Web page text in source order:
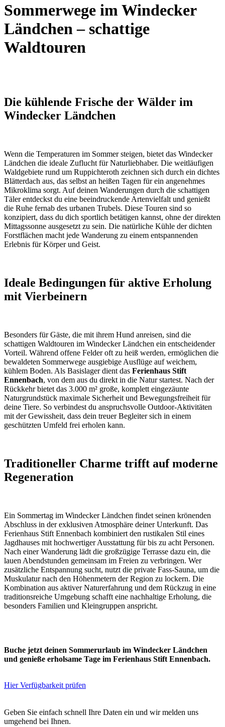
Sommerwege im Windecker
Ländchen – schattige
Waldtouren
Die kühlende Frische der Wälder im
Windecker Ländchen
Wenn die Temperaturen im Sommer steigen, bietet das Windecker
Ländchen die ideale Zuflucht für Naturliebhaber. Die weitläufigen
Waldgebiete rund um Ruppichteroth zeichnen sich durch ein dichtes
Blätterdach aus, das selbst an heißen Tagen für ein angenehmes
Mikroklima sorgt. Auf deinen Wanderungen durch die schattigen
Täler entdeckst du eine beeindruckende Artenvielfalt und genießt
die Ruhe fernab des urbanen Trubels. Diese Touren sind so
konzipiert, dass du dich sportlich betätigen kannst, ohne der direkten
Mittagssonne ausgesetzt zu sein. Die natürliche Kühle der dichten
Forstflächen macht jede Wanderung zu einem entspannenden
Erlebnis für Körper und Geist.
Ideale Bedingungen für aktive Erholung
mit Vierbeinern
Besonders für Gäste, die mit ihrem Hund anreisen, sind die
schattigen Waldtouren im Windecker Ländchen ein entscheidender
Vorteil. Während offene Felder oft zu heiß werden, ermöglichen die
bewaldeten Sommerwege ausgiebige Ausflüge auf weichem,
kühlem Boden. Als Basislager dient das Ferienhaus Stift
Ennenbach, von dem aus du direkt in die Natur startest. Nach der
Rückkehr bietet das 3.000 m² große, komplett eingezäunte
Naturgrundstück maximale Sicherheit und Bewegungsfreiheit für
deine Tiere. So verbindest du anspruchsvolle Outdoor-Aktivitäten
mit der Gewissheit, dass dein treuer Begleiter sich in einem
geschützten Umfeld frei erholen kann.
Traditioneller Charme trifft auf moderne
Regeneration
Ein Sommertag im Windecker Ländchen findet seinen krönenden
Abschluss in der exklusiven Atmosphäre deiner Unterkunft. Das
Ferienhaus Stift Ennenbach kombiniert den rustikalen Stil eines
Jagdhauses mit hochwertiger Ausstattung für bis zu acht Personen.
Nach einer Wanderung lädt die großzügige Terrasse dazu ein, die
lauen Abendstunden gemeinsam im Freien zu verbringen. Wer
zusätzliche Entspannung sucht, nutzt die private Fass-Sauna, um die
Muskulatur nach den Höhenmetern der Region zu lockern. Die
Kombination aus aktiver Naturerfahrung und dem Rückzug in eine
traditionsreiche Umgebung schafft eine nachhaltige Erholung, die
besonders Familien und Kleingruppen anspricht.
Buche jetzt deinen Sommerurlaub im Windecker Ländchen
und genieße erholsame Tage im Ferienhaus Stift Ennenbach.
Hier Verfügbarkeit prüfen
Geben Sie einfach schnell Ihre Daten ein und wir melden uns
umgehend bei Ihnen.